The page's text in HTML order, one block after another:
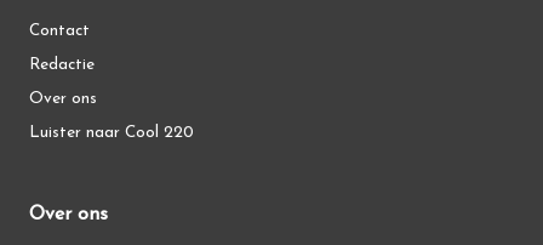
Contact
Redactie
Over ons
Luister naar Cool 220
Over ons